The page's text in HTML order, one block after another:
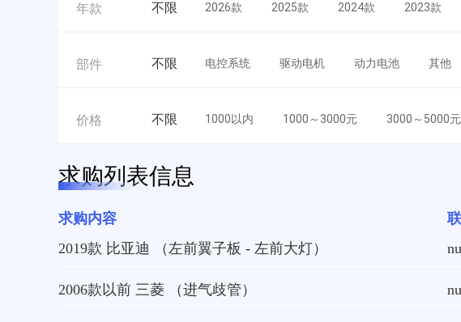
年款 不限 2026款 2025款 2024款 2023款
部件 不限 电控系统 驱动电机 动力电池 其他
价格 不限 1000以内 1000～3000元 3000～5000元
求购列表信息
求购内容
2019款 比亚迪 （左前翼子板 - 左前大灯）
2006款以前 三菱 （进气歧管）